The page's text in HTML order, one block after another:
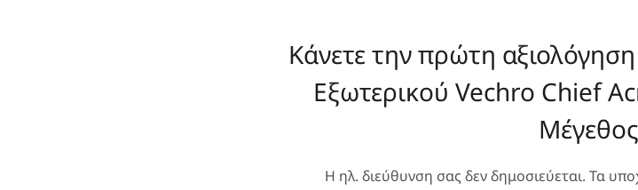
Κάνετε την πρώτη
Εξωτερικού Vechro Chief
Η ηλ. διεύθυνση σας δεν δημοσιεύεται. Τα